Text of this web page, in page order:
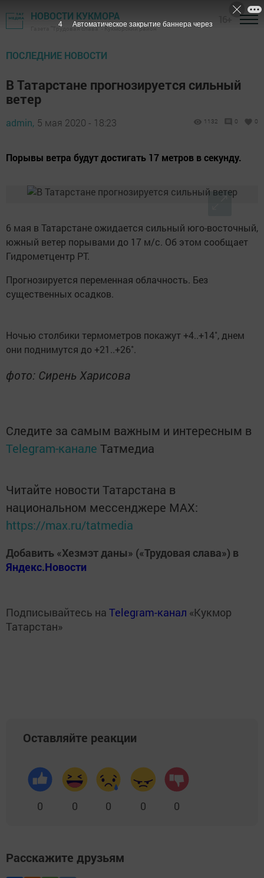
НОВОСТИ КУКМОРА
Газета "Трудовая слава" - Кукморский район
ПОСЛЕДНИЕ НОВОСТИ
В Татарстане прогнозируется сильный
ветер
admin, 5 мая 2020 - 18:23 1132 0 0
Порывы ветра будут достигать 17 метров в секунду.
6 мая в Татарстане ожидается сильный юго-восточный,
южный ветер порывами до 17 м/с. Об этом сообщает
Гидрометцентр РТ.
Прогнозируется переменная облачность. Без
существенных осадков.
Ночью столбики термометров покажут +4..+14˚, днем
они поднимутся до +21..+26˚.
фото: Сирень Харисова
Следите за самым важным и интересным в
Telegram-канале Татмедиа
Читайте новости Татарстана в
национальном мессенджере MАХ:
https://max.ru/tatmedia
Добавить «Хезмэт даны» («Трудовая слава») в
Яндекс.Новости
Подписывайтесь на Telegram-канал «Кукмор
Татарстан»
Оставляйте реакции
0 0 0 0 0
Расскажите друзьям
3 Автоматическое закрытие баннера через